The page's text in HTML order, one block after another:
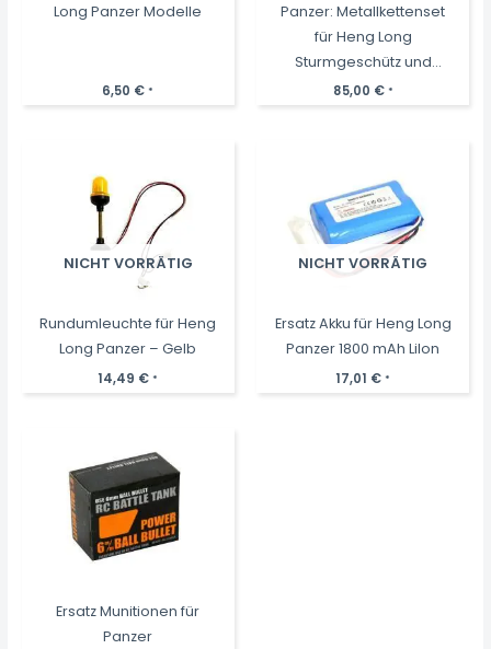
Long Panzer Modelle
6,50 € *
Panzer: Metallkettenset
für Heng Long
Sturmgeschütz und
Tauchpanzer
85,00 € *
NICHT VORRÄTIG
Rundumleuchte für Heng
Long Panzer – Gelb
14,49 € *
NICHT VORRÄTIG
Ersatz Akku für Heng Long
Panzer 1800 mAh LiIon
17,01 € *
Ersatz Munitionen für
Panzer